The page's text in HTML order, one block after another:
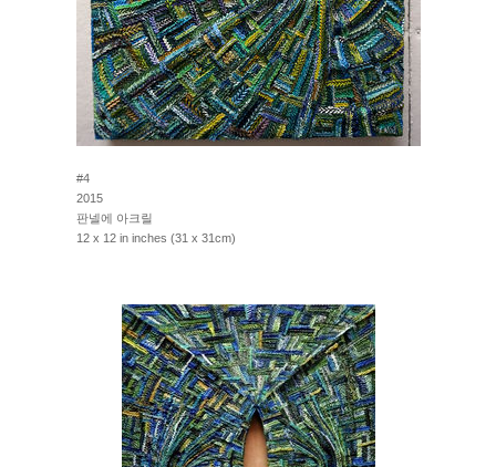
#4
2015
판넬에 아크릴
12 x 12 in inches (31 x 31cm)